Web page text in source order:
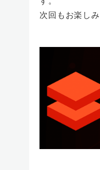
次回もお楽しみ